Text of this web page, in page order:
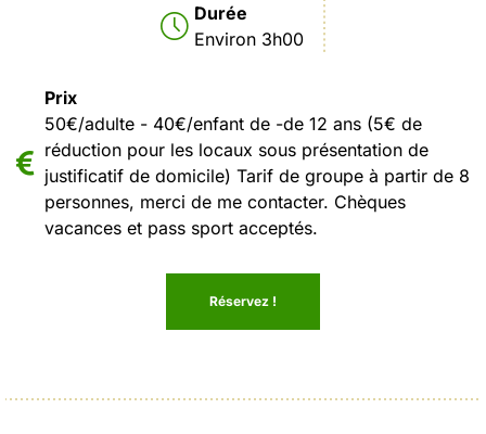
Durée
Environ 3h00
Prix
50€/adulte - 40€/enfant de -de 12 ans (5€ de
réduction pour les locaux sous présentation de
justificatif de domicile) Tarif de groupe à partir de 8
personnes, merci de me contacter. Chèques
vacances et pass sport acceptés.
Réservez !